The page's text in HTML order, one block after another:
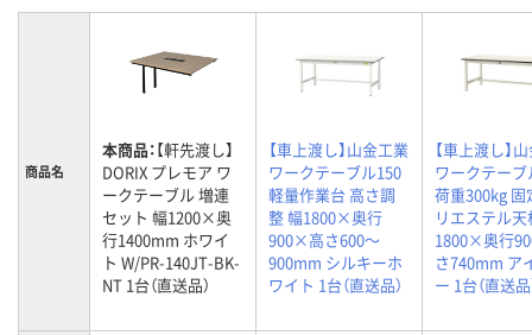
商品名
本商品：【軒先渡し】
DORIX プレモア ワ
ークテーブル 増連
セット 幅1200×奥
行1400mm ホワイ
ト W/PR-140JT-BK-
NT 1台（直送品）
【車上渡し】山金工業
ワークテーブル150
軽量作業台 高さ調
整 幅1800×奥行
900×高さ600～
900mm シルキーホ
ワイト 1台（直送品）
【車上渡し】
ワークテーブ
荷重300kg 固
リエステル天
1800×奥行
さ740mm ア
ー 1台（直送品